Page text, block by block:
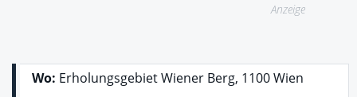
Anzeige
Wo: Erholungsgebiet Wiener Berg, 1100 Wien